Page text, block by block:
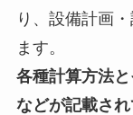
り、設備計画
ます。
各種計算方法
などが記載され